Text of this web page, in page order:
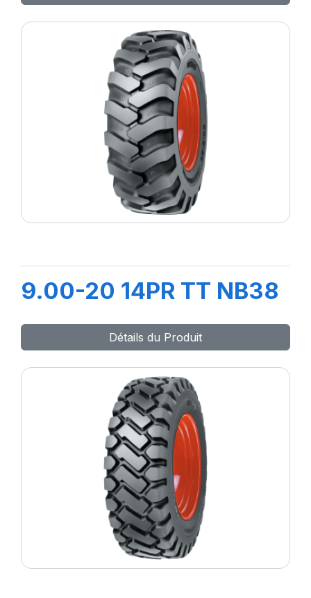
9.00-20 14PR TT NB38
Détails du Produit